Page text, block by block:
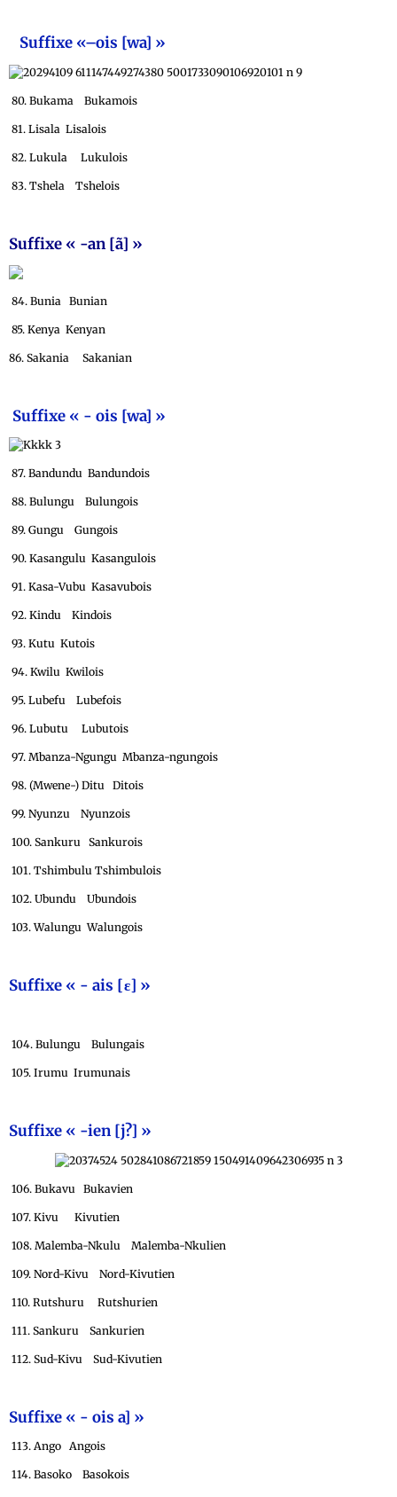
Suffixe «–ois [wa] »
80. Bukama Bukamois
81. Lisala Lisalois
82. Lukula Lukulois
83. Tshela Tshelois
Suffixe « -an [ã] »
84. Bunia Bunian
85. Kenya Kenyan
86. Sakania Sakanian
Suffixe « - ois [wa] »
87. Bandundu Bandundois
88. Bulungu Bulungois
89. Gungu Gungois
90. Kasangulu Kasangulois
91. Kasa-Vubu Kasavubois
92. Kindu Kindois
93. Kutu Kutois
94. Kwilu Kwilois
95. Lubefu Lubefois
96. Lubutu Lubutois
97. Mbanza-Ngungu Mbanza-ngungois
98. (Mwene-) Ditu Ditois
99. Nyunzu Nyunzois
100. Sankuru Sankurois
101. Tshimbulu Tshimbulois
102. Ubundu Ubundois
103. Walungu Walungois
Suffixe « - ais [ε] »
104. Bulungu Bulungais
105. Irumu Irumunais
Suffixe « -ien [j?] »
106. Bukavu Bukavien
107. Kivu Kivutien
108. Malemba-Nkulu Malemba-Nkulien
109. Nord-Kivu Nord-Kivutien
110. Rutshuru Rutshurien
111. Sankuru Sankurien
112. Sud-Kivu Sud-Kivutien
Suffixe « - ois a] »
113. Ango Angois
114. Basoko Basokois